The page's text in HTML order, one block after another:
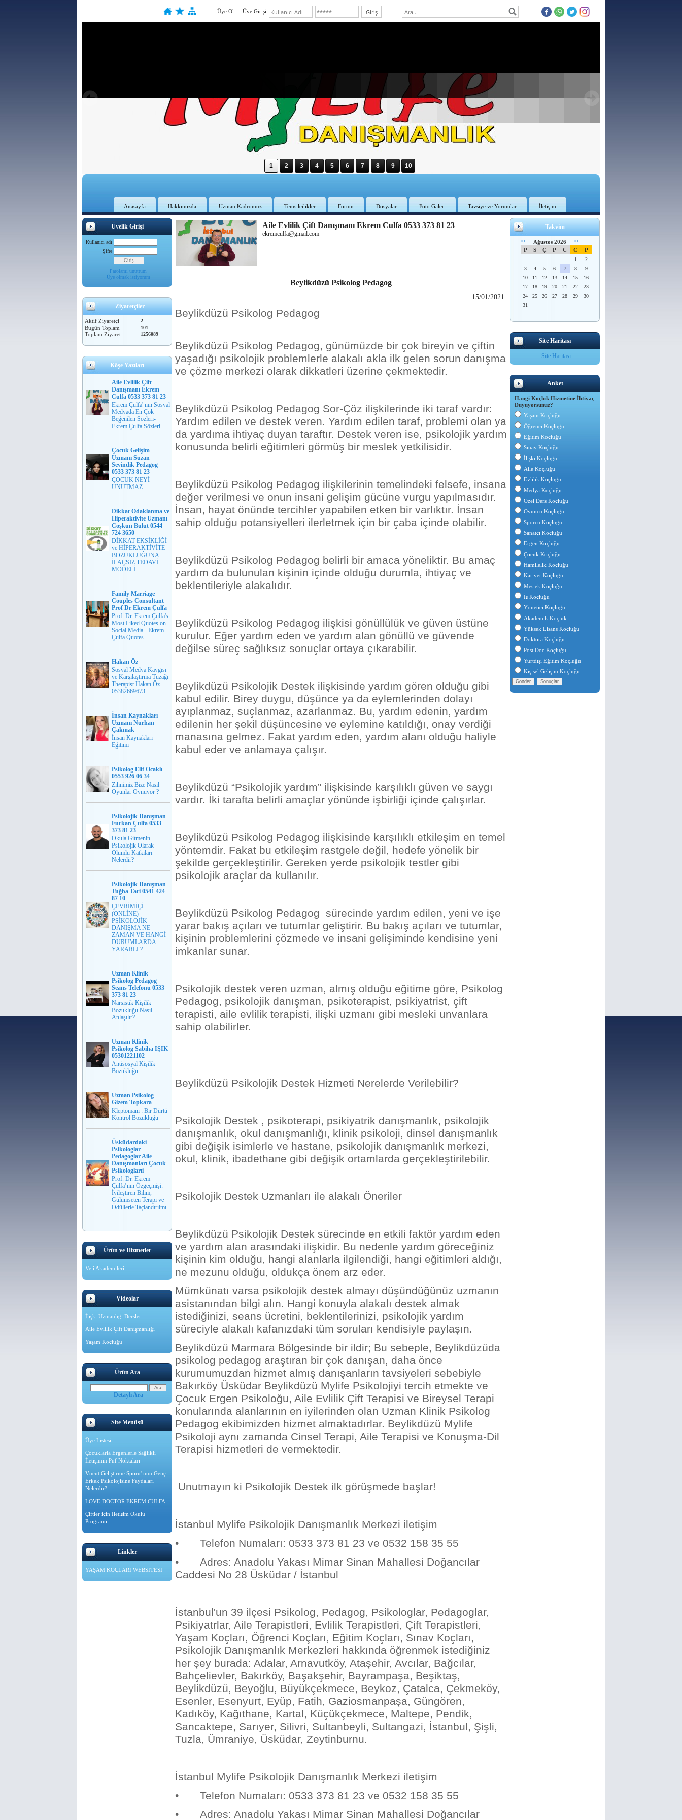
Üye Ol Üye Girişi
1 2 3 4 5 6 7 8 9 10
Anasayfa Hakkımızda Uzman Kadromuz Temsilcilikler Forum Dosyalar Foto Galeri Tavsiye ve Yorumlar İletişim
Üyelik Girişi
Kullanıcı adı
Şifre
Parolamı unuttum
Üye olmak istiyorum
Ziyaretçiler
Aktif Ziyaretçi 2
Bugün Toplam 101
Toplam Ziyaret 1256089
Köşe Yazıları
Aile Evlilik Çift
Danışmanı Ekrem
Culfa 0533 373 81 23
Ekrem Çulfa' nın Sosyal
Medyada En Çok
Beğenilen Sözleri-
Ekrem Çulfa Sözleri
Çocuk Gelişim
Uzmanı Suzan
Sevindik Pedagog
0533 373 81 23
ÇOCUK NEYİ
UNUTMAZ.
Dikkat Odaklanma ve
Hiperaktivite Uzmanı
Coşkun Bulut 0544
724 3650
DİKKAT EKSİKLİĞİ
ve HİPERAKTİVİTE
BOZUKLUĞUNA
İLAÇSIZ TEDAVİ
MODELİ
Family Marriage
Couples Consultant
Prof Dr Ekrem Çulfa
Prof. Dr. Ekrem Çulfa's
Most Liked Quotes on
Social Media - Ekrem
Çulfa Quotes
Hakan Öz
Sosyal Medya Kaygısı
ve Karşılaştırma Tuzağı
Therapist Hakan Öz.
05382669673
İnsan Kaynakları
Uzmanı Nurhan
Çakmak
İnsan Kaynakları
Eğitimi
Psikolog Elif Ocaklı
0553 926 06 34
Zihnimiz Bize Nasıl
Oyunlar Oynuyor ?
Psikolojik Danışman
Furkan Çulfa 0533
373 81 23
Okula Gitmenin
Psikolojik Olarak
Olumlu Katkıları
Nelerdir?
Psikolojik Danışman
Tuğba Tari 0541 424
87 10
ÇEVRİMİÇİ
(ONLİNE)
PSİKOLOJİK
DANIŞMA NE
ZAMAN VE HANGİ
DURUMLARDA
YARARLI ?
Uzman Klinik
Psikolog Pedagog
Seans Telefonu 0533
373 81 23
Narsistik Kişilik
Bozukluğu Nasıl
Anlaşılır?
Uzman Klinik
Psikolog Sabiha IŞIK
05301221102
Antisosyal Kişilik
Bozukluğu
Uzman Psikolog
Gizem Topkara
Kleptomani : Bir Dürtü
Kontrol Bozukluğu
Üsküdardaki
Psikologlar
Pedagoglar Aile
Danışmanları Çocuk
Psikologlarıi
Prof. Dr. Ekrem
Çulfa’nın Özgeçmişi:
İyileştiren Bilim,
Gülümseten Terapi ve
Ödüllerle Taçlandırılmı
Ürün ve Hizmetler
Veli Akademileri
Videolar
İlişki Uzmanlığı Dersleri
Aile Evlilik Çift Danışmanlığı
Yaşam Koçluğu
Ürün Ara
Detaylı Ara
Site Menüsü
Üye Listesi
Çocuklarla Ergenlerle Sağlıklı
İletişimin Püf Noktaları
Vücut Geliştirme Sporu' nun Genç
Erkek Psikolojisine Faydaları
Nelerdir?
LOVE DOCTOR EKREM CULFA
Çiftler için İletişim Okulu
Programı
Linkler
YAŞAM KOÇLARI WEBSİTESİ
Aile Evlilik Çift Danışmanı Ekrem Culfa 0533 373 81 23
ekremculfa@gmail.com
Beylikdüzü Psikolog Pedagog
15/01/2021
Beylikdüzü Psikolog Pedagog
Beylikdüzü Psikolog Pedagog, günümüzde bir çok bireyin ve çiftin
yaşadığı psikolojik problemlerle alakalı akla ilk gelen sorun danışma
ve çözme merkezi olarak dikkatleri üzerine çekmektedir.
Beylikdüzü Psikolog Pedagog Sor-Çöz ilişkilerinde iki taraf vardır:
Yardım edilen ve destek veren. Yardım edilen taraf, problemi olan ya
da yardıma ihtiyaç duyan taraftır. Destek veren ise, psikolojik yardım
konusunda belirli eğitimleri görmüş bir meslek yetkilisidir.
Beylikdüzü Psikolog Pedagog ilişkilerinin temelindeki felsefe, insana
değer verilmesi ve onun insani gelişim gücüne vurgu yapılmasıdır.
İnsan, hayat önünde tercihler yapabilen etken bir varlıktır. İnsan
sahip olduğu potansiyelleri ilerletmek için bir çaba içinde olabilir.
Beylikdüzü Psikolog Pedagog belirli bir amaca yöneliktir. Bu amaç
yardım da bulunulan kişinin içinde olduğu durumla, ihtiyaç ve
beklentileriyle alakalıdır.
Beylikdüzü Psikolog Pedagog ilişkisi gönüllülük ve güven üstüne
kurulur. Eğer yardım eden ve yardım alan gönüllü ve güvende
değilse süreç sağlıksız sonuçlar ortaya çıkarabilir.
Beylikdüzü Psikolojik Destek ilişkisinde yardım gören olduğu gibi
kabul edilir. Birey duygu, düşünce ya da eylemlerinden dolayı
ayıplanmaz, suçlanmaz, azarlanmaz. Bu, yardım edenin, yardım
edilenin her şekil düşüncesine ve eylemine katıldığı, onay verdiği
manasına gelmez. Fakat yardım eden, yardım alanı olduğu haliyle
kabul eder ve anlamaya çalışır.
Beylikdüzü “Psikolojik yardım” ilişkisinde karşılıklı güven ve saygı
vardır. İki tarafta belirli amaçlar yönünde işbirliği içinde çalışırlar.
Beylikdüzü Psikolog Pedagog ilişkisinde karşılıklı etkileşim en temel
yöntemdir. Fakat bu etkileşim rastgele değil, hedefe yönelik bir
şekilde gerçekleştirilir. Gereken yerde psikolojik testler gibi
psikolojik araçlar da kullanılır.
Beylikdüzü Psikolog Pedagog sürecinde yardım edilen, yeni ve işe
yarar bakış açıları ve tutumlar geliştirir. Bu bakış açıları ve tutumlar,
kişinin problemlerini çözmede ve insani gelişiminde kendisine yeni
imkanlar sunar.
Psikolojik destek veren uzman, almış olduğu eğitime göre, Psikolog
Pedagog, psikolojik danışman, psikoterapist, psikiyatrist, çift
terapisti, aile evlilik terapisti, ilişki uzmanı gibi mesleki unvanlara
sahip olabilirler.
Beylikdüzü Psikolojik Destek Hizmeti Nerelerde Verilebilir?
Psikolojik Destek , psikoterapi, psikiyatrik danışmanlık, psikolojik
danışmanlık, okul danışmanlığı, klinik psikoloji, dinsel danışmanlık
gibi değişik isimlerle ve hastane, psikolojik danışmanlık merkezi,
okul, klinik, ibadethane gibi değişik ortamlarda gerçekleştirilebilir.
Psikolojik Destek Uzmanları ile alakalı Öneriler
Beylikdüzü Psikolojik Destek sürecinde en etkili faktör yardım eden
ve yardım alan arasındaki ilişkidir. Bu nedenle yardım göreceğiniz
kişinin kim olduğu, hangi alanlarla ilgilendiği, hangi eğitimleri aldığı,
ne mezunu olduğu, oldukça önem arz eder.
Mümkünatı varsa psikolojik destek almayı düşündüğünüz uzmanın
asistanından bilgi alın. Hangi konuyla alakalı destek almak
istediğinizi, seans ücretini, beklentilerinizi, psikolojik yardım
süreciyle alakalı kafanızdaki tüm soruları kendisiyle paylaşın.
Beylikdüzü Marmara Bölgesinde bir ildir; Bu sebeple, Beylikdüzüda
psikolog pedagog araştıran bir çok danışan, daha önce
kurumumuzdan hizmet almış danışanların tavsiyeleri sebebiyle
Bakırköy Üsküdar Beylikdüzü Mylife Psikolojiyi tercih etmekte ve
Çocuk Ergen Psikoloğu, Aile Evlilik Çift Terapisi ve Bireysel Terapi
konularında alanlarının en iyilerinden olan Uzman Klinik Psikolog
Pedagog ekibimizden hizmet almaktadırlar. Beylikdüzü Mylife
Psikoloji aynı zamanda Cinsel Terapi, Aile Terapisi ve Konuşma-Dil
Terapisi hizmetleri de vermektedir.
Unutmayın ki Psikolojik Destek ilk görüşmede başlar!
İstanbul Mylife Psikolojik Danışmanlık Merkezi iletişim
• Telefon Numaları: 0533 373 81 23 ve 0532 158 35 55
• Adres: Anadolu Yakası Mimar Sinan Mahallesi Doğancılar
Caddesi No 28 Üsküdar / İstanbul
İstanbul'un 39 ilçesi Psikolog, Pedagog, Psikologlar, Pedagoglar,
Psikiyatrlar, Aile Terapistleri, Evlilik Terapistleri, Çift Terapistleri,
Yaşam Koçları, Öğrenci Koçları, Eğitim Koçları, Sınav Koçları,
Psikolojik Danışmanlık Merkezleri hakkında öğrenmek istediğiniz
her şey burada: Adalar, Arnavutköy, Ataşehir, Avcılar, Bağcılar,
Bahçelievler, Bakırköy, Başakşehir, Bayrampaşa, Beşiktaş,
Beylikdüzü, Beyoğlu, Büyükçekmece, Beykoz, Çatalca, Çekmeköy,
Esenler, Esenyurt, Eyüp, Fatih, Gaziosmanpaşa, Güngören,
Kadıköy, Kağıthane, Kartal, Küçükçekmece, Maltepe, Pendik,
Sancaktepe, Sarıyer, Silivri, Sultanbeyli, Sultangazi, İstanbul, Şişli,
Tuzla, Ümraniye, Üsküdar, Zeytinburnu.
İstanbul Mylife Psikolojik Danışmanlık Merkezi iletişim
• Telefon Numaları: 0533 373 81 23 ve 0532 158 35 55
• Adres: Anadolu Yakası Mimar Sinan Mahallesi Doğancılar
Takvim
<< Ağustos 2026 >>
P S Ç P C C P
1
2
3
4 5 6 7 8
9
10
11 12 13 14 15
16
17
18 19 20 21 22
23
24
25 26 27 28 29
30
31
Site Haritası
Site Haritası
Anket
Hangi Koçluk Hizmetine İhtiyaç
Duyuyorsunuz?
Yaşam Koçluğu
Öğrenci Koçluğu
Eğitim Koçluğu
Sınav Koçluğu
İlişki Koçluğu
Aile Koçluğu
Evlilik Koçluğu
Medya Koçluğu
Özel Ders Koçluğu
Oyuncu Koçluğu
Sporcu Koçluğu
Sanatçı Koçluğu
Ergen Koçluğu
Çocuk Koçluğu
Hamilelik Koçluğu
Kariyer Koçluğu
Meslek Koçluğu
İş Koçluğu
Yönetici Koçluğu
Akademik Koçluk
Yüksek Lisans Koçluğu
Doktora Koçluğu
Post Doc Koçluğu
Yurtdışı Eğitim Koçluğu
Kişisel Gelişim Koçluğu